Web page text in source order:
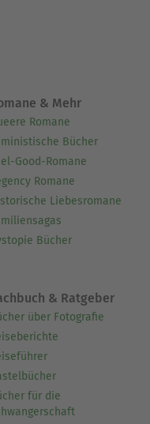
& Mehr
Romane
Bücher
Good-Romane
Romane
Liebesromane
Bücher
& Ratgeber
über Fotografie
für die